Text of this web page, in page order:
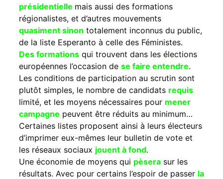
présidentielle mais aussi des formations
régionalistes, et d’autres mouvements
quasiment sinon totalement inconnus du public,
de la liste Esperanto à celle des Féministes.
Des formations qui trouvent dans les élections
européennes l’occasion de se faire entendre.
Les conditions de participation au scrutin sont
plutôt simples, le nombre de candidats requis
limité, et les moyens nécessaires pour mener
campagne peuvent être réduits au minimum…
Certaines listes proposent ainsi à leurs électeurs
d’imprimer eux-mêmes leur bulletin de vote et
les réseaux sociaux jouent à fond.
Une économie de moyens qui pèsera sur les
résultats. Avec pour certains l’espoir de passer la